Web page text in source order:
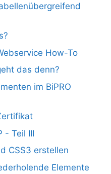
How-To
das denn?
im BiPRO
- Teil III
CSS3 erstellen
Elemente